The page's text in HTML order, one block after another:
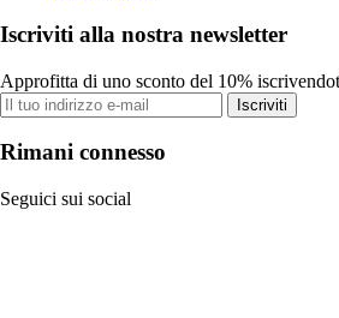
Iscriviti alla nostra newsletter
Approfitta di uno sconto del 10%
Iscriviti
Rimani connesso
Seguici sui social